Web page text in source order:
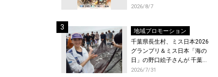
ム〜アンサンブルコンテス
映が決定！
2026/8/7
地域プロモーション
千葉県長生村、ミス日本2026
グランプリ＆ミス日本「海の
日」の野口絵子さんが 千葉県
唯一の村・長生村で地引網を
2026/7/31